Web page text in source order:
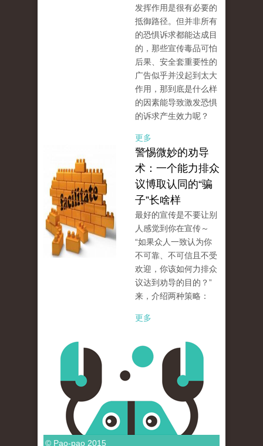
发挥作用是很有必要的
抵御路径。但并非所有
的恐惧诉求都能达成目
的，那些宣传毒品可怕
后果、安全套重要性的
广告似乎并没起到太大
作用，那到底是什么样
的因素能导致激发恐惧
的诉求产生效力呢？
更多
警惕微妙的劝导
术：一个能力排众
议博取认同的“骗
子”长啥样
最好的宣传是不要让别
人感觉到你在宣传～
“如果众人一致认为你
不可靠、不可信且不受
欢迎，你该如何力排众
议达到劝导的目的？”
来，介绍两种策略：
更多
© Pao-pao 2015